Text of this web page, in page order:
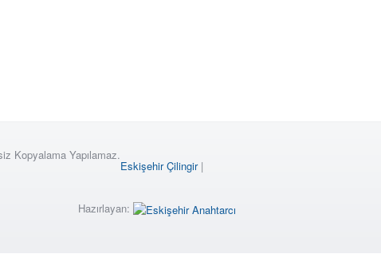
Kopyalama Yapılamaz.
Eskişehir Çilingir|
Hazırlayan: